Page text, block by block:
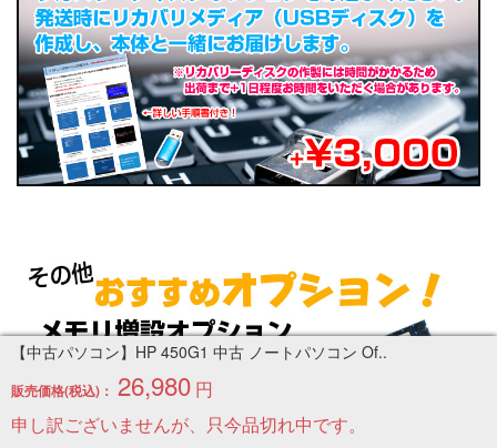
【中古パソコン】HP 450G1 中古 ノートパソコン Of..
販売価格(税込)： 26,980 円
申し訳ございませんが、只今品切れ中です。